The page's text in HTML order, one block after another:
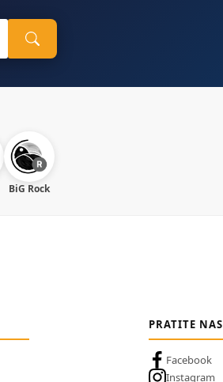
BiG Rock
PRATITE NAS
Facebook
Instagram